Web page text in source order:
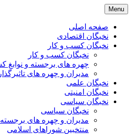
Skip
to
content
Menu
صفحه اصلی
نخبگان اقتصادی
نخبگان کسب و کار
نخبگان کسب و کار
چهره های برجسته و
مدیران و چهره های
نخبگان علمی
نخبگان امنیتی
نخبگان سیاسی
نخبگان سیاسی
مدیران و چهره های
منتخبین شوراهای اسلامی